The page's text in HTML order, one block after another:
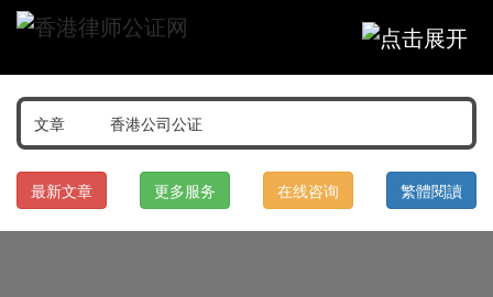
最新文章 更多服务 在线咨询 繁體閱讀